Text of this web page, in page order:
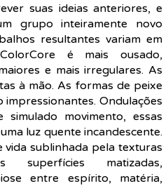
suas ideias anteriores, e
grupo inteiramente novo
resultantes variam em
é mais ousado,
e mais irregulares. As
à mão. As formas de peixe
Ondulações
movimento, essas
luz quente incandescente.
vida sublinhada pela texturas
superfícies matizadas,
entre espírito, matéria,